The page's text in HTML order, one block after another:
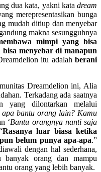
dua kata, yakni kata dream
merepresentasikan bunga
mudah ditiup dan menyebar
makna sesungguhnya
mimpi yang bisa
menyebar di manapun
itu adalah berani
Dreamdelion ini, Alia
Terkadang ada saatnya
yang dilontarkan melalui
apa bantu orang lain? Kamu
‘Bantu orangnya nanti saja
Rasanya luar biasa ketika
belum punya apa-apa.”
dengan hal sederhana,
banyak orang dan mampu
orang yang lebih banyak.